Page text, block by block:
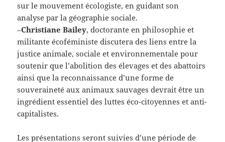
sur le mouvement écologiste, en guidant son
analyse par la géographie sociale.
–Christiane Bailey, doctorante en philosophie et
militante écoféministe discutera des liens entre la
justice animale, sociale et environnementale pour
soutenir que l’abolition des élevages et des abattoirs
ainsi que la reconnaissance d’une forme de
souveraineté aux animaux sauvages devrait être un
ingrédient essentiel des luttes éco-citoyennes et anti-
capitalistes.
Les présentations seront suivies d’une période de